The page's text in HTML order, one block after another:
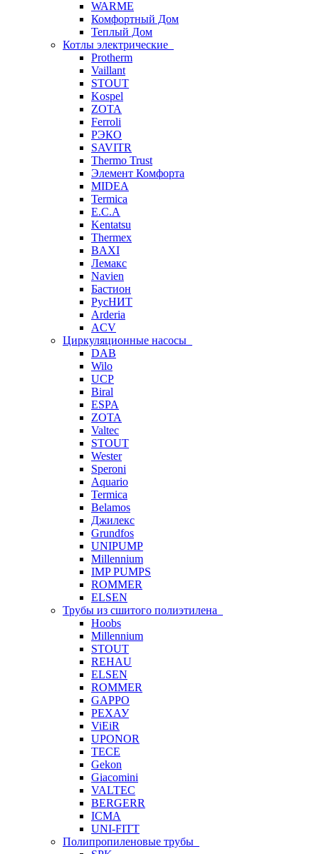
WARME
Комфортный Дом
Теплый Дом
Котлы электрические
Protherm
Vaillant
STOUT
Kospel
ZOTA
Ferroli
РЭКО
SAVITR
Thermo Trust
Элемент Комфорта
MIDEA
Termica
E.C.A
Kentatsu
Thermex
BAXI
Лемакс
Navien
Бастион
РусНИТ
Arderia
ACV
Циркуляционные насосы
DAB
Wilo
UCP
Biral
ESPA
ZOTA
Valtec
STOUT
Wester
Speroni
Aquario
Termica
Belamos
Джилекс
Grundfos
UNIPUMP
Millennium
IMP PUMPS
ROMMER
ELSEN
Трубы из сшитого полиэтилена
Hoobs
Millennium
STOUT
REHAU
ELSEN
ROMMER
GAPPO
РЕХАУ
ViEiR
UPONOR
TECE
Gekon
Giacomini
VALTEC
BERGERR
ICMA
UNI-FITT
Полипропиленовые трубы